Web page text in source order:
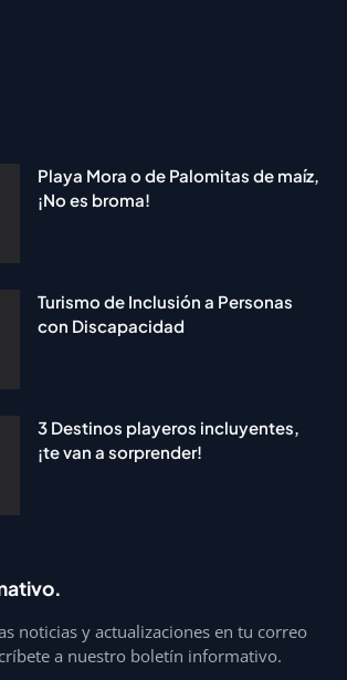
Playa Mora o de Palomitas de maíz,
¡No es broma!
Turismo de Inclusión a Personas
con Discapacidad
3 Destinos playeros incluyentes,
¡te van a sorprender!
noticias y actualizaciones en tu correo
a nuestro boletín informativo.